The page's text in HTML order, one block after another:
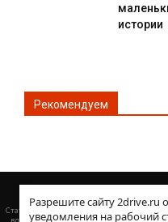
Разрешите сайту 2drive.ru
уведомления на рабочий
истории
Рекомендуем
Статьи : Как выбрать подходящую
владельцу после ДТП — пошаговая